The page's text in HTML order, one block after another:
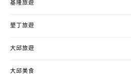
基隆旅遊
墾丁旅遊
大邱旅遊
大邱美食